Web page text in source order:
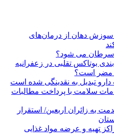
دهان از درمان‌های
سرطان می شود؟
بوتاکس تقلبی در زعفرانیه
مضر است؟
سلامت با پرداخت مطالبات
میلیون خدمت به زائران اربعین/ استقرار
تهیه و عرضه مواد غذایی